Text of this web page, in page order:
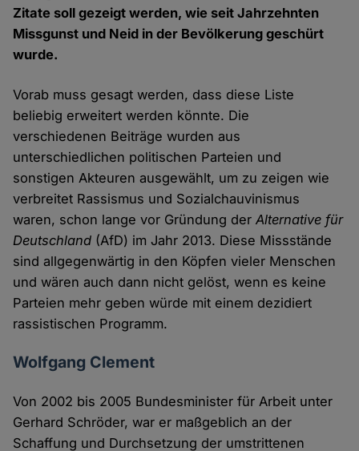
Zitate soll gezeigt werden, wie seit Jahrzehnten
Missgunst und Neid in der Bevölkerung geschürt
wurde.
Vorab muss gesagt werden, dass diese Liste
beliebig erweitert werden könnte. Die
verschiedenen Beiträge wurden aus
unterschiedlichen politischen Parteien und
sonstigen Akteuren ausgewählt, um zu zeigen wie
verbreitet Rassismus und Sozialchauvinismus
waren, schon lange vor Gründung derAlternative für
Deutschland (AfD) im Jahr 2013. Diese Missstände
sind allgegenwärtig in den Köpfen vieler Menschen
und wären auch dann nicht gelöst, wenn es keine
Parteien mehr geben würde mit einem dezidiert
rassistischen Programm.
Wolfgang Clement
Von 2002 bis 2005 Bundesminister für Arbeit unter
Gerhard Schröder, war er maßgeblich an der
Schaffung und Durchsetzung der umstrittenen